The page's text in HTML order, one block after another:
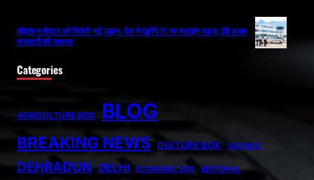
एविएशन सेक्टर को मिलेगी नई उड़ान, देश में खुलेंगे 11 नए फ्लाइंग स्कूल; 30 हजार
पायलटों की जरूरत
Categories
AGRICULTURE BOX BLOG
BREAKING NEWS CULTURE BOX DEFENCE
DEHRADUN DELHI ECONOMIC BOX EDITORIAL